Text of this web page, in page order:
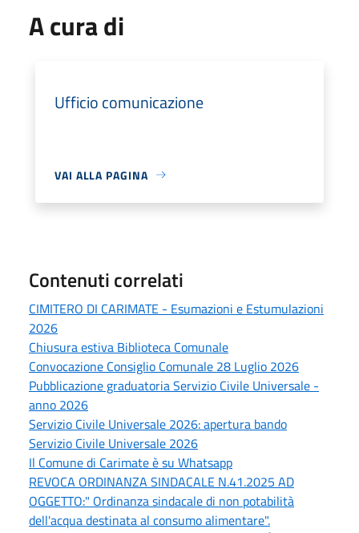
A cura di
Ufficio comunicazione
VAI ALLA PAGINA
Contenuti correlati
CIMITERO DI CARIMATE - Esumazioni e Estumulazioni
2026
Chiusura estiva Biblioteca Comunale
Convocazione Consiglio Comunale 28 Luglio 2026
Pubblicazione graduatoria Servizio Civile Universale -
anno 2026
Servizio Civile Universale 2026: apertura bando
Servizio Civile Universale 2026
Il Comune di Carimate è su Whatsapp
REVOCA ORDINANZA SINDACALE N.41.2025 AD
OGGETTO:" Ordinanza sindacale di non potabilità
dell'acqua destinata al consumo alimentare".